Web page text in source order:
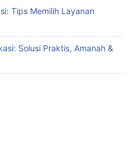
Tips Memilih Layanan
Solusi Praktis, Amanah &